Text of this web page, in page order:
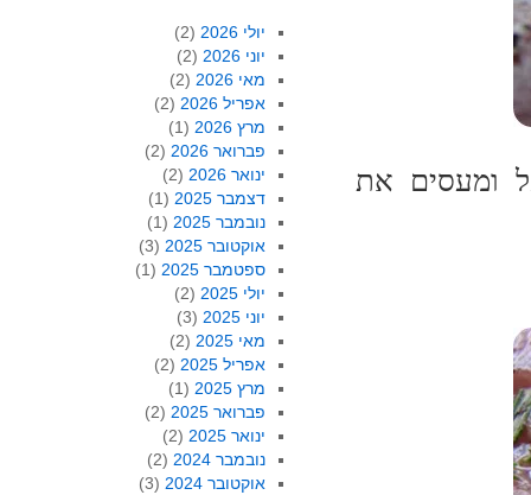
ומעסים את
יולי 2026
(2)
יוני 2026
(2)
מאי 2026
(2)
אפריל 2026
(2)
מרץ 2026
(1)
פברואר 2026
(2)
ינואר 2026
(2)
דצמבר 2025
(1)
נובמבר 2025
(1)
אוקטובר 2025
(3)
ספטמבר 2025
(1)
יולי 2025
(2)
יוני 2025
(3)
מאי 2025
(2)
אפריל 2025
(2)
מרץ 2025
(1)
פברואר 2025
(2)
ינואר 2025
(2)
נובמבר 2024
(2)
אוקטובר 2024
(3)